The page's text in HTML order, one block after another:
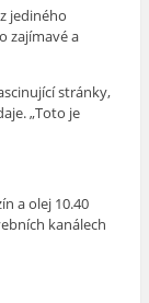
jediného
zajímavé a
stránky,
„Toto je
a olej 10.40
kanálech